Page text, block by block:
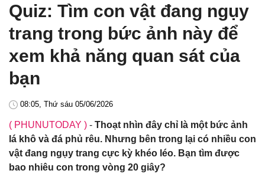
Quiz: Tìm con vật đang ngụy
trang trong bức ảnh này để
xem khả năng quan sát của
bạn
08:05, Thứ sáu 05/06/2026
( PHUNUTODAY ) - Thoạt nhìn đây chỉ là một bức ảnh
lá khô và đá phủ rêu. Nhưng bên trong lại có nhiều con
vật đang ngụy trang cực kỳ khéo léo. Bạn tìm được
bao nhiêu con trong vòng 20 giây?